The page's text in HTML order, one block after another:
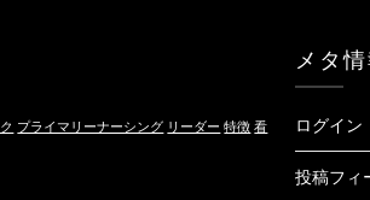
プライマリーナーシング リーダー 特徴 看
メタ情
ログイン
投稿フィ